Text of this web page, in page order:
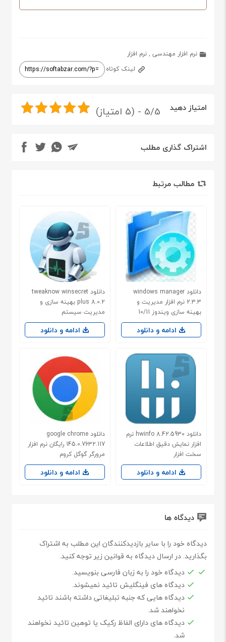
نرم افزار مهندسی ,نرم افزار
لینک کوتاه
امتیاز دهید 5/5 - (5 امتیاز)
اشتراک گذاری مطلب
مطالب مرتبط
دانلود windows manager
2.3.3 نرم افزار مدیریت و
بهینه سازی ویندوز 10/11
ادامه و دانلود
دانلود tweaknow winsecret
plus 8.0.2 بهینه سازی و
مدیریت سیستم
ادامه و دانلود
دانلود hwinfo 8.42.5930 نرم
افزار نمایش دقیق اطلاعات
سخت افزار
ادامه و دانلود
دانلود google chrome
145.0.7632.117 رایگان نرم افزار
مرورگر گوگل کروم
ادامه و دانلود
دیدگاه ها
دیدگاه خود را با سایر بازدیدکنندگان این مطلب به اشتراک
بگذارید. در ارسال دیدگاه به قوانین زیر توجه کنید.
دیدگاه خود را به زبان فارسی بنویسید.
دیدگاه های فینگلیش تائید نمیشوند.
دیدگاه هایی که جنبه تبلیغاتی داشته باشند تائید
نخواهند شد.
دیدگاه های دارای الفاظ رکیک یا توهین تائید نخواهند
شد.